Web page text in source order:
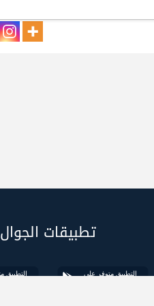
تطبيقات الجوال